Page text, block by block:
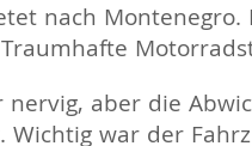
nach Montenegro.
nervig, aber die
Wichtig war der